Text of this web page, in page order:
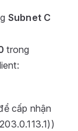
Subnet C
trong
cấp nhận